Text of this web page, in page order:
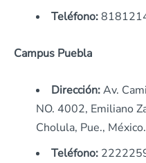
Teléfono:
Campus Puebla
Dirección:Av.
NO. 4002, Emiliano
Cholula, Pue., México.
Teléfono: